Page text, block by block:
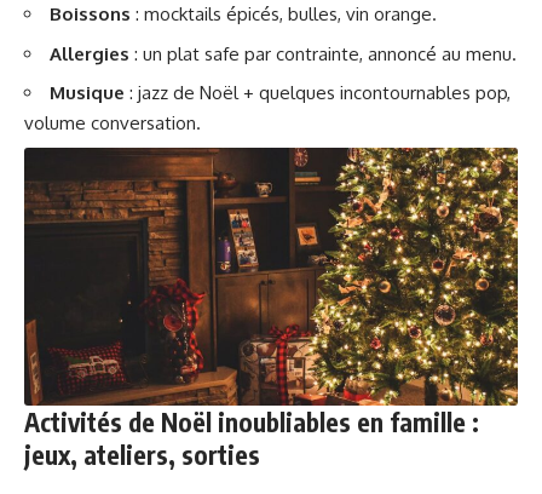
Boissons : mocktails épicés, bulles, vin orange.
Allergies : un plat safe par contrainte, annoncé au menu.
Musique : jazz de Noël + quelques incontournables pop,
volume conversation.
Activités de Noël inoubliables en famille :
jeux, ateliers, sorties